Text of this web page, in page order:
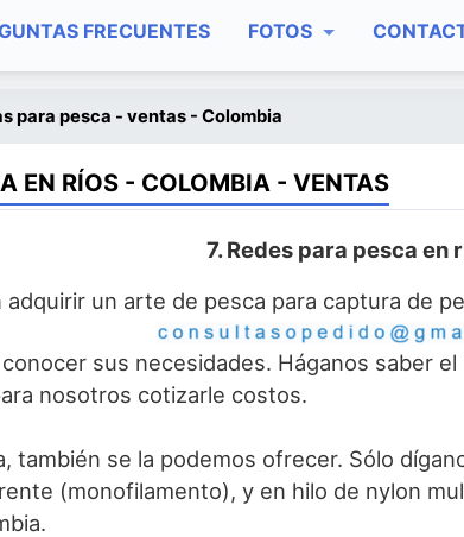
FRECUENTES FOTOS
para pesca - ventas - Colombia
EN RÍOS - COLOMBIA - VENTAS
7. Redes para pesca en
adquirir un arte de pesca para captura de
sus necesidades. Háganos saber
nosotros cotizarle costos.
también se la podemos ofrecer. Sólo
(monofilamento), y en hilo de nylon